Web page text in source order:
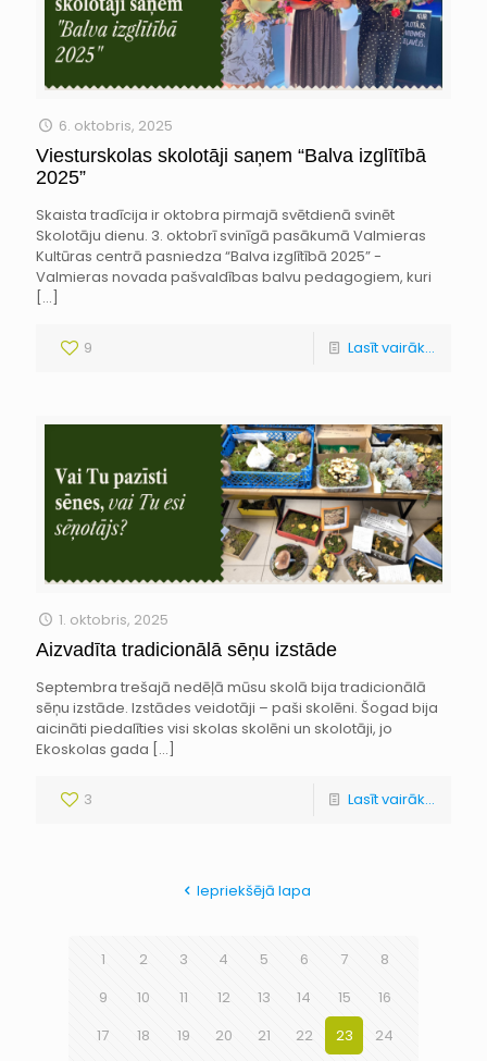
6. oktobris, 2025
Viesturskolas skolotāji saņem “Balva izglītībā
2025”
Skaista tradīcija ir oktobra pirmajā svētdienā svinēt
Skolotāju dienu. 3. oktobrī svinīgā pasākumā Valmieras
Kultūras centrā pasniedza “Balva izglītībā 2025” -
Valmieras novada pašvaldības balvu pedagogiem, kuri
[…]
9 Lasīt vairāk...
1. oktobris, 2025
Aizvadīta tradicionālā sēņu izstāde
Septembra trešajā nedēļā mūsu skolā bija tradicionālā
sēņu izstāde. Izstādes veidotāji – paši skolēni. Šogad bija
aicināti piedalīties visi skolas skolēni un skolotāji, jo
Ekoskolas gada […]
3 Lasīt vairāk...
Iepriekšējā lapa
1 2 3 4 5 6 7
8
9
10 11 12 13 14 15
16
17
18 19 20 21 22 23
24